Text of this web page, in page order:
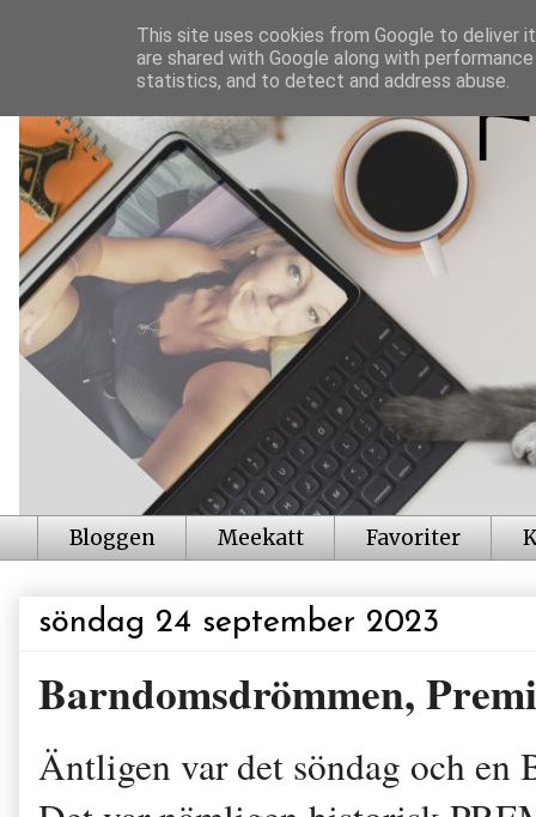
Bloggen Meekatt Favoriter
söndag 24 september 2023
Barndomsdrömmen,
Äntligen var det söndag och
This site uses cookies from Google to deliver
are shared with Google along with
statistics, and to detect and address abuse.